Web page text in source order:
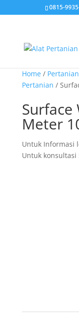
0815-
Home/ Pertanian
Pertanian /
Surface
Meter
Untuk Informasi
Untuk konsultasi